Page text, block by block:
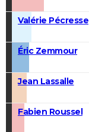
Valérie Pécresse
Éric Zemmour
Jean Lassalle
Fabien Roussel